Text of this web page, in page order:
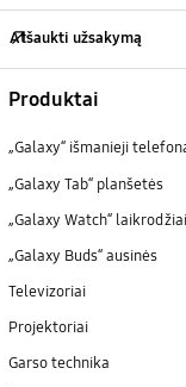
Atšaukti užsakymą
Produktai
„Galaxy“ išmanieji
„Galaxy Tab“ planšetės
„Galaxy Watch“ laikrodžiai
„Galaxy Buds“ ausinės
Televizoriai
Projektoriai
Garso technika